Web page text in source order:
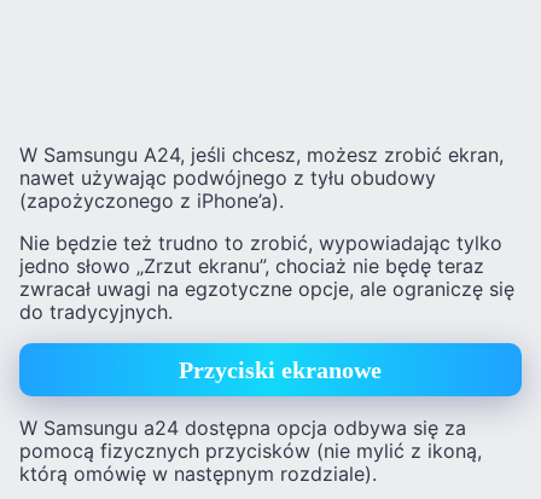
W Samsungu A24, jeśli chcesz, możesz zrobić ekran,
nawet używając podwójnego z tyłu obudowy
(zapożyczonego z iPhone’a).
Nie będzie też trudno to zrobić, wypowiadając tylko
jedno słowo „Zrzut ekranu”, chociaż nie będę teraz
zwracał uwagi na egzotyczne opcje, ale ograniczę się
do tradycyjnych.
Przyciski ekranowe
W Samsungu a24 dostępna opcja odbywa się za
pomocą fizycznych przycisków (nie mylić z ikoną,
którą omówię w następnym rozdziale).